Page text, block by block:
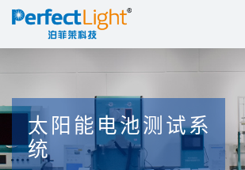
首页 产品中心 解决方案 技术资料
太阳能电池测试系
统